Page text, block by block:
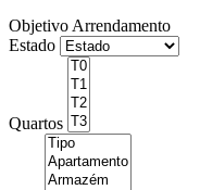
Objetivo Arrendamento
Estado
Quartos